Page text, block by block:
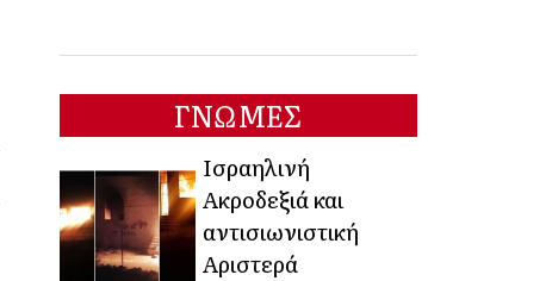
ΓΝΩΜΕΣ
Ισραηλινή
Ακροδεξιά και
αντισιωνιστική
Αριστερά